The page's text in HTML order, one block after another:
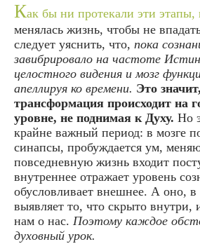
Как бы ни протекали эти
менялась жизнь, чтобы не
следует уяснить, что, пока
завибрировало на частоте
целостного видения и мозг
апеллируя ко времени. Это
трансформация происходит на
уровне, не поднимая к Духу. Но
крайне важный период: в мозге
синапсы, пробуждается ум,
повседневную жизнь входит
внутреннее отражает уровень
обусловливает внешнее. А оно, в
выявляет то, что скрыто внутри,
нам о нас. Поэтому каждое
духовный урок.